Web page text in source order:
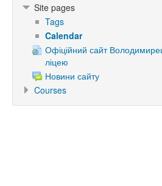
Site pages
Tags
Calendar
Офіційний сайт
ліцею
Новини сайту
Courses